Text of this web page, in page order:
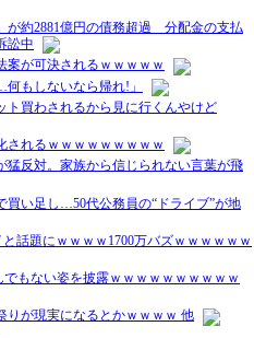
が約2881億円の債務超過 分配金の支払
訟中
案が可決されるｗｗｗｗｗ
もしないなら帰れ!」
ト買わされるから見に行くんやけど
されるｗｗｗｗｗｗｗｗｗ
猛反対。家族から信じられない言葉が飛
い足し…50代公務員の“ドライブ”が地
話題にｗｗｗｗ1700万バズｗｗｗｗｗｗ
もない姿を披露ｗｗｗｗｗｗｗｗｗｗ
りが現実になるとかｗｗｗｗ 他